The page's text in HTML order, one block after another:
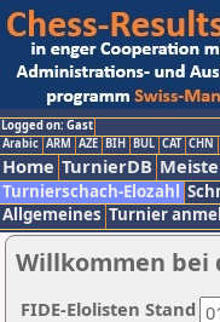
Logged on: Gast
Arabic ARM AZE BIH BUL CAT CHN
Home TurnierDB
Turnierschach-Elozahl
Allgemeines Turnier
Willkommen bei
FIDE-Elolisten Stand